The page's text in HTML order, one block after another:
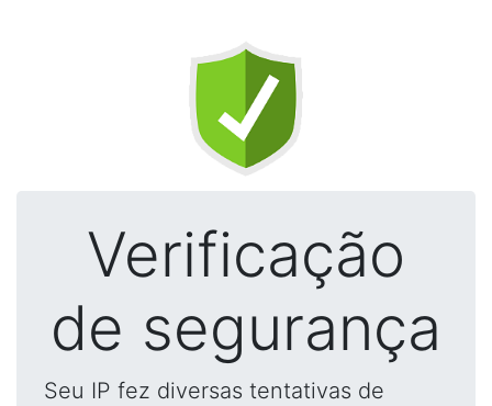
Verificação
de segurança
Seu IP fez diversas tentativas de